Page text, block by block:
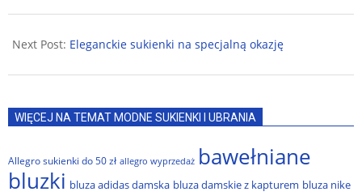
09-
Next Post: Eleganckie sukienki na specjalną okazję
WIĘCEJ NA TEMAT MODNE SUKIENKI I UBRANIA
Allegro sukienki do 50 zł allegro wyprzedaż bawełniane
bluzki bluza adidas damska bluza damskie z kapturem bluza nike